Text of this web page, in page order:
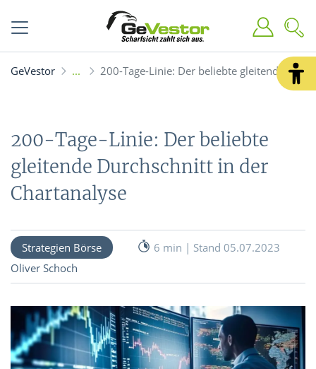
GeVestor 200-Tage-Linie: Der beliebte gleitende
200-Tage-Linie: Der beliebte
gleitende Durchschnitt in der
Chartanalyse
Strategien Börse
6 min | Stand 05.07.2023
Oliver Schoch